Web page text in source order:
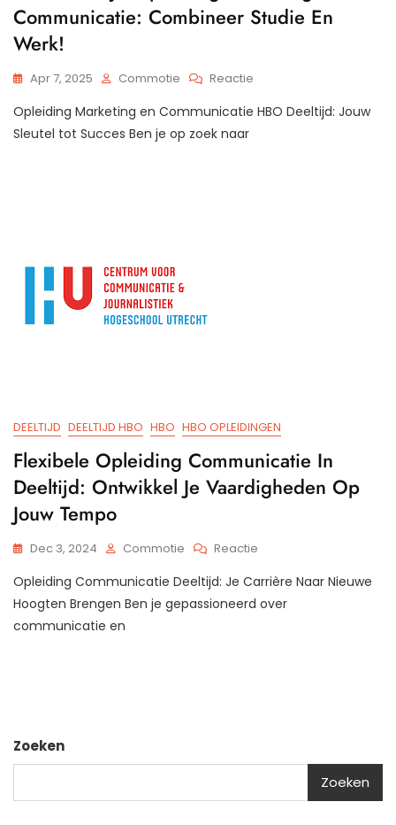
Communicatie: Combineer Studie En
Werk!
Apr 7, 2025 Commotie Reactie
Deeltijd
Opleiding Marketing en Communicatie HBO Deeltijd: Jouw
Sleutel tot Succes Ben je op zoek naar
DEELTIJD DEELTIJD HBO HBO HBO OPLEIDINGEN
Flexibele Opleiding Communicatie In
Deeltijd: Ontwikkel Je Vaardigheden Op
Jouw Tempo
Dec 3, 2024 Commotie Reactie
Opleiding
Communicatie
Opleiding Communicatie Deeltijd: Je Carrière Naar Nieuwe
Hoogten Brengen Ben je gepassioneerd over
communicatie en
Zoeken
Zoeken